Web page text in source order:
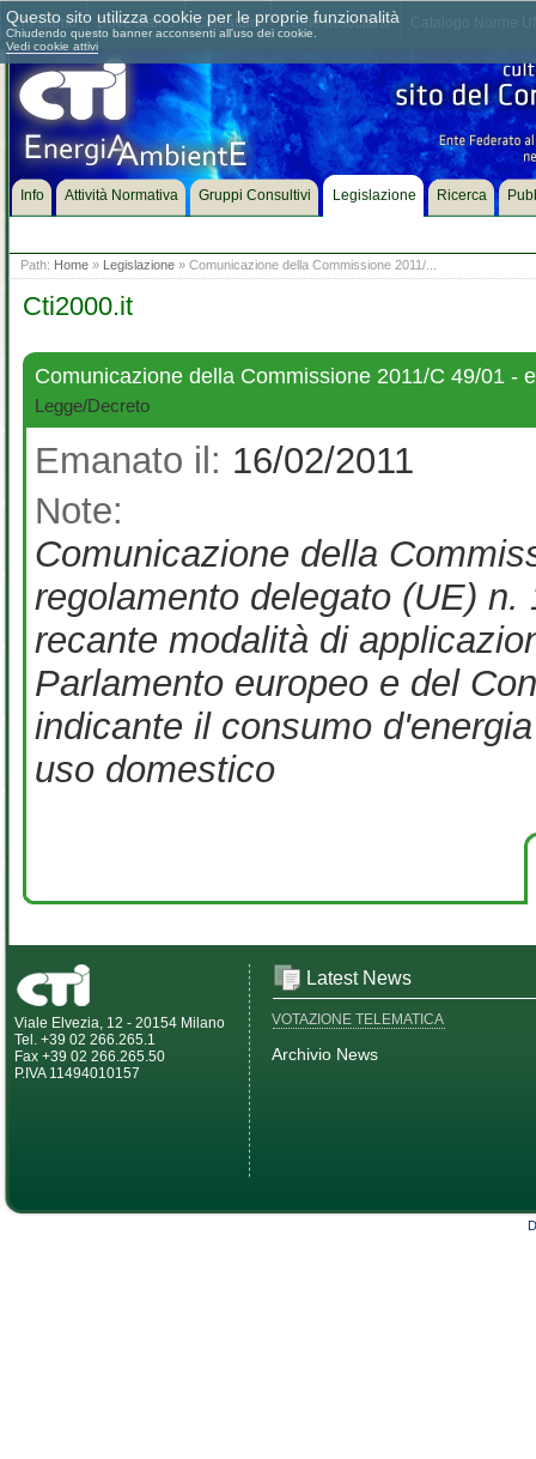
Chi siamo Dove siamo Contattaci Come associarsi
Info Attività Normativa Gruppi Consultivi Legislazione Ricerca
Path: Home » Legislazione » Comunicazione della Commissione 2011/...
Cti2000.it
Comunicazione della Commissione 2011/C 49/01 -
Legge/Decreto
Emanato il: 16/02/2011
Note:
Comunicazione della
regolamento delegato (UE)
recante modalità di
Parlamento europeo e del
indicante il consumo
uso domestico
Viale Elvezia, 12 - 20154 Milano
Tel. +39 02 266.265.1
Fax +39 02 266.265.50
P.IVA 11494010157
Latest News
VOTAZIONE TELEMATICA
Archivio News
Questo sito utilizza cookie per le proprie funzionalità
Chiudendo questo banner acconsenti all'uso dei cookie.
Vedi cookie attivi